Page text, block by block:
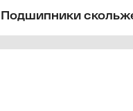
Подшипники